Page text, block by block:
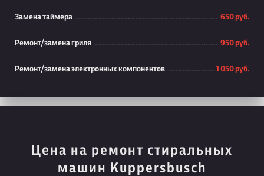
Замена таймера 650 руб.
Ремонт/замена гриля 950 руб.
Ремонт/замена электронных компонентов 1 050 руб.
Цена на ремонт стиральных
машин Kuppersbusch